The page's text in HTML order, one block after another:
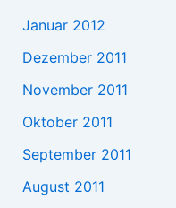
Januar 2012
Dezember 2011
November 2011
Oktober 2011
September 2011
August 2011